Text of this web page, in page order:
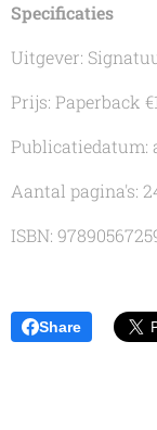
Specificaties
Uitgever:
Prijs: Paperback
Publicatiedatum:
Aantal pagina's:
ISBN:
Share